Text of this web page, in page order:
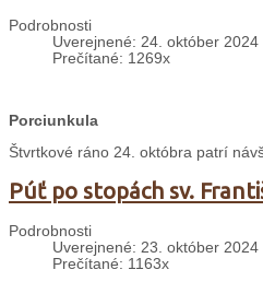
Podrobnosti
Uverejnené: 24. október 2024
Prečítané: 1269x
Porciunkula
Štvrtkové ráno 24. októbra patrí
Púť po stopách sv.
Podrobnosti
Uverejnené: 23. október 2024
Prečítané: 1163x